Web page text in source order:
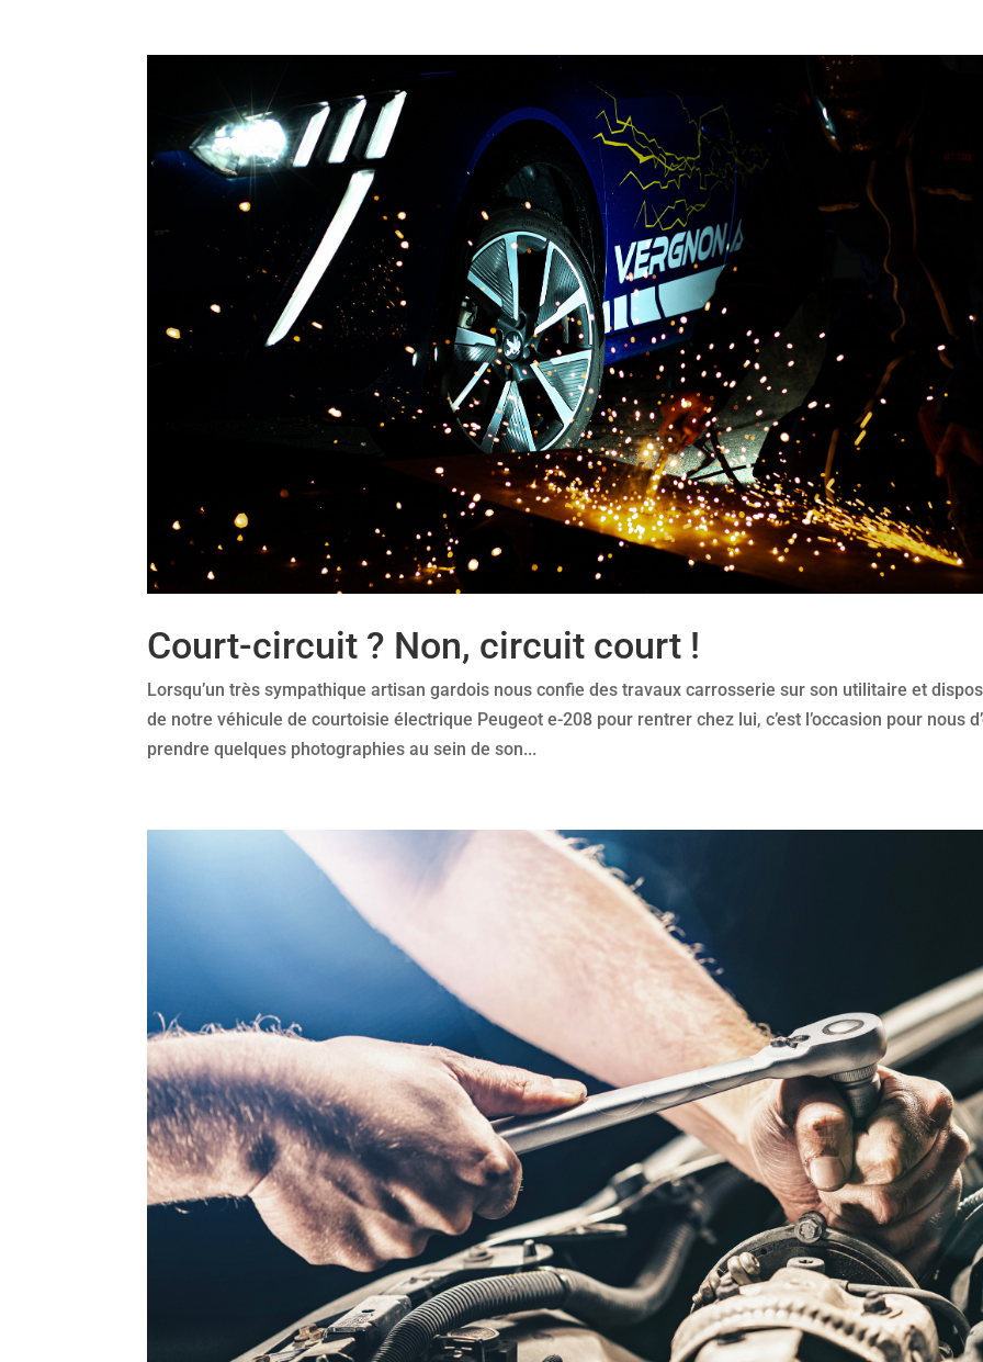
Court-circuit ? Non, circuit court !
Lorsqu’un très sympathique artisan gardois nous confie des travaux carrosserie sur son utilitaire et
de notre véhicule de courtoisie électrique Peugeot e-208 pour rentrer chez lui, c’est l’occasion pour nous
prendre quelques photographies au sein de son...